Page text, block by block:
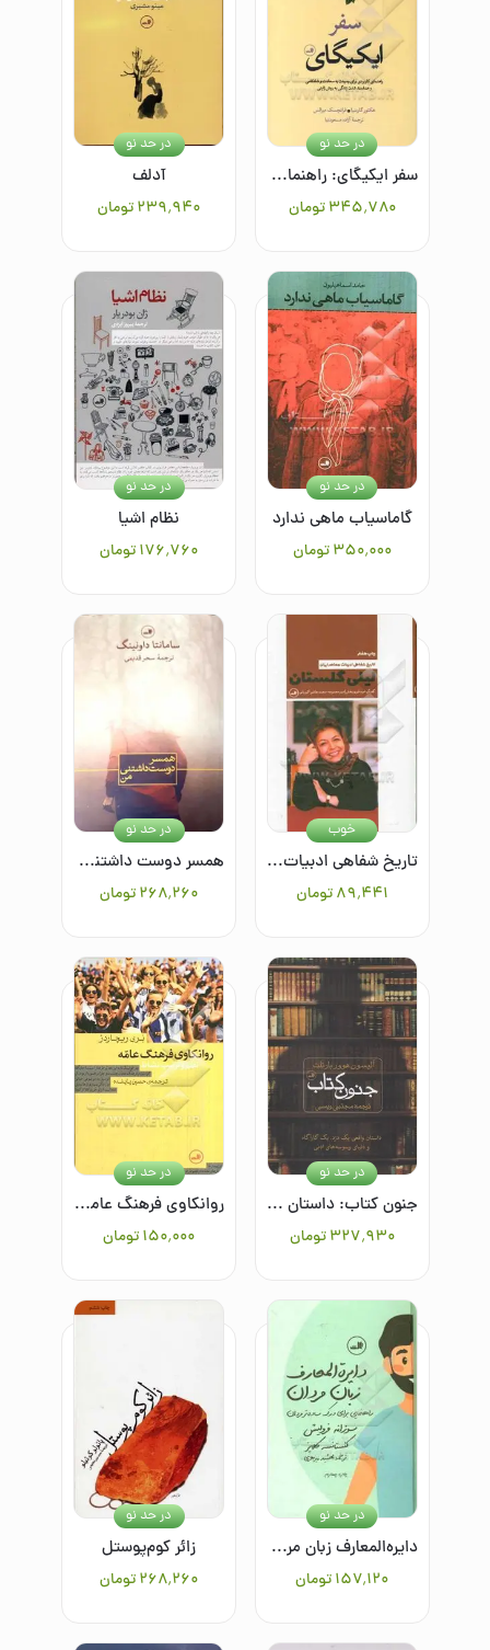
سفر ایکیگای: راهنمای کاربردی برای رسیدن به سعادت و شادکامی و هدفمند شدن زندگی به روش ژاپنی
۳۴۵٬۷۸۰ تومان
در حد نو
آدلف
۲۳۹٬۹۴۰تومان
در حد نو
گاماسیاب ماهی ندارد
۳۵۰٬۰۰۰ تومان
در حد نو
نظام اشیا
۱۷۶٬۷۶۰تومان
در حد نو
تاریخ شفاهی ادبیات معاصر ایران: لیلی گلستان
۸۹٬۴۴۱ تومان
خوب
همسر دوست داشتنی من
۲۶۸٬۲۶۰تومان
در حد نو
جنون کتاب: داستان واقعی یک دزد، یک کارآگاه و دنیای وسوسه‌های ادبی
۳۲۷٬۹۳۰ تومان
در حد نو
روانکاوی فرهنگ عامه: نظم و ترتیب نشاط
۱۵۰٬۰۰۰تومان
در حد نو
دایره‌المعارف زبان مردان (زنان): راهنمایی برای درک ساده‌تر مردان (راهنمایی برای مردان درمانده)
۱۵۷٬۱۲۰تومان
در حد نو
زائر کوم‌پوستل
۲۶۸٬۲۶۰تومان
در حد نو